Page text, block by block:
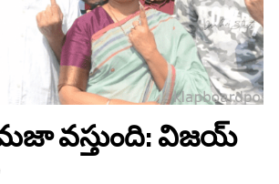
మజా వస్తుంది: విజయ్‌